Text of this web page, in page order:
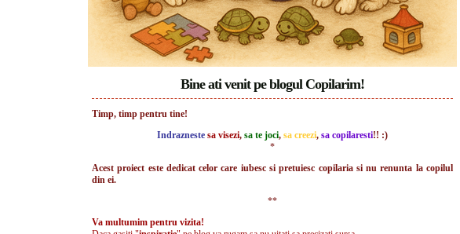
Bine ati venit pe blogul Copilarim!
Timp, timp pentru tine!
Indrazneste sa visezi, sa te joci, sa creezi, sa copilaresti!! :)
*
Acest proiect este dedicat celor care iubesc si pretuiesc copilaria si nu renunta la copilul
din ei.
**
Va multumim pentru vizita!